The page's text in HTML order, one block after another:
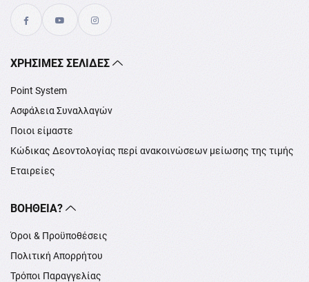
XΡΉΣΙΜΕΣ ΣΕΛΊΔΕΣ
Point System
Ασφάλεια Συναλλαγών
Ποιοι είμαστε
Κώδικας Δεοντολογίας περί ανακοινώσεων μείωσης της τιμής
Εταιρείες
ΒΟΉΘΕΙΑ?
Όροι & Προϋποθέσεις
Πολιτική Απορρήτου
Τρόποι Παραγγελίας